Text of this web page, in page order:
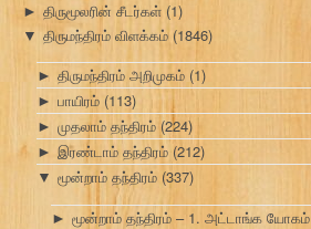
► திருமூலரின் சீடர்கள் (1)
▼ திருமந்திரம் விளக்கம் (1846)
► திருமந்திரம் அறிமுகம் (1)
► பாயிரம் (113)
► முதலாம் தந்திரம் (224)
► இரண்டாம் தந்திரம் (212)
▼ மூன்றாம் தந்திரம் (337)
► மூன்றாம் தந்திரம் – 1. அட்டாங்க யோகம்